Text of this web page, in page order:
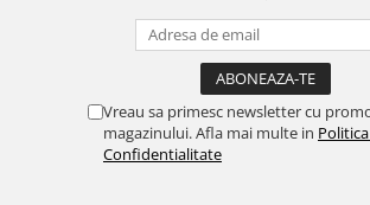
Vreau sa primesc newsletter cu
magazinului. Afla mai multe in
Confidentialitate